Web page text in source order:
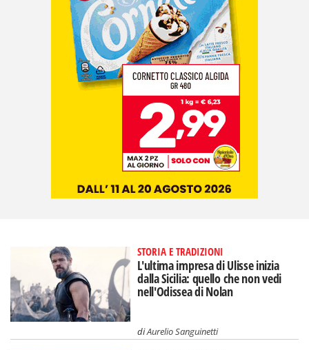
STORIA E TRADIZIONI
L'ultima impresa di Ulisse inizia
dalla Sicilia: quello che non vedi
nell'Odissea di Nolan
diAurelio Sanguinetti